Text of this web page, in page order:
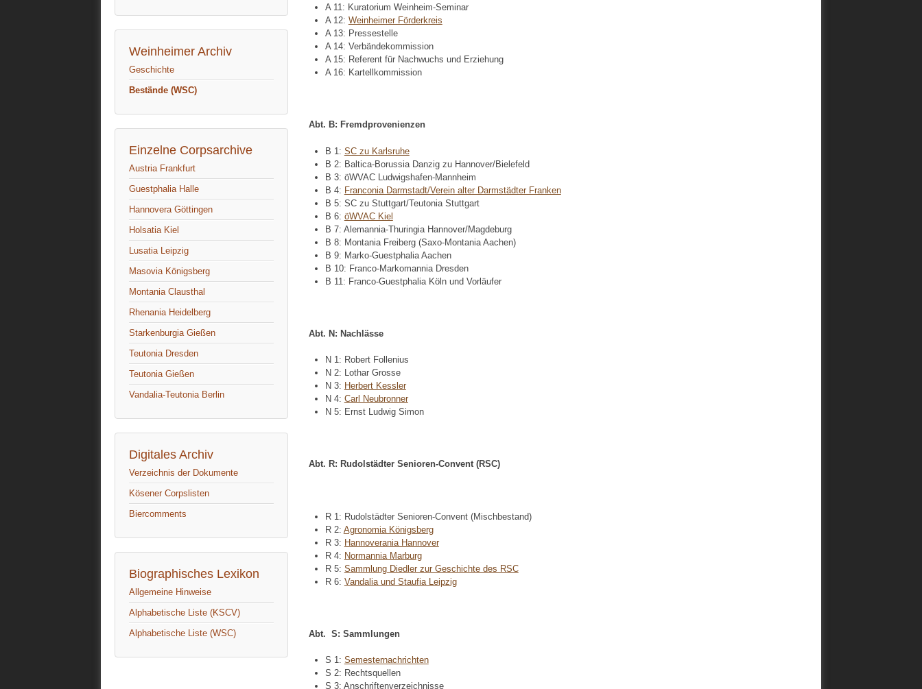
Weinheimer Archiv
Geschichte
Bestände (WSC)
Einzelne Corpsarchive
Austria Frankfurt
Guestphalia Halle
Hannovera Göttingen
Holsatia Kiel
Lusatia Leipzig
Masovia Königsberg
Montania Clausthal
Rhenania Heidelberg
Starkenburgia Gießen
Teutonia Dresden
Teutonia Gießen
Vandalia-Teutonia Berlin
Digitales Archiv
Verzeichnis der Dokumente
Kösener Corpslisten
Biercomments
Biographisches Lexikon
Allgemeine Hinweise
Alphabetische Liste (KSCV)
Alphabetische Liste (WSC)
A 11: Kuratorium Weinheim-Seminar
A 12: Weinheimer Förderkreis
A 13: Pressestelle
A 14: Verbändekommission
A 15: Referent für Nachwuchs und Erziehung
A 16: Kartellkommission
Abt. B: Fremdprovenienzen
B 1: SC zu Karlsruhe
B 2: Baltica-Borussia Danzig zu Hannover/Bielefeld
B 3: öWVAC Ludwigshafen-Mannheim
B 4: Franconia Darmstadt/Verein alter Darmstädter Franken
B 5: SC zu Stuttgart/Teutonia Stuttgart
B 6: öWVAC Kiel
B 7: Alemannia-Thuringia Hannover/Magdeburg
B 8: Montania Freiberg (Saxo-Montania Aachen)
B 9: Marko-Guestphalia Aachen
B 10: Franco-Markomannia Dresden
B 11: Franco-Guestphalia Köln und Vorläufer
Abt. N: Nachlässe
N 1: Robert Follenius
N 2: Lothar Grosse
N 3: Herbert Kessler
N 4: Carl Neubronner
N 5: Ernst Ludwig Simon
Abt. R: Rudolstädter Senioren-Convent (RSC)
R 1: Rudolstädter Senioren-Convent (Mischbestand)
R 2: Agronomia Königsberg
R 3: Hannoverania Hannover
R 4: Normannia Marburg
R 5: Sammlung Diedler zur Geschichte des RSC
R 6: Vandalia und Staufia Leipzig
Abt. S: Sammlungen
S 1: Semesternachrichten
S 2: Rechtsquellen
S 3: Anschriftenverzeichnisse